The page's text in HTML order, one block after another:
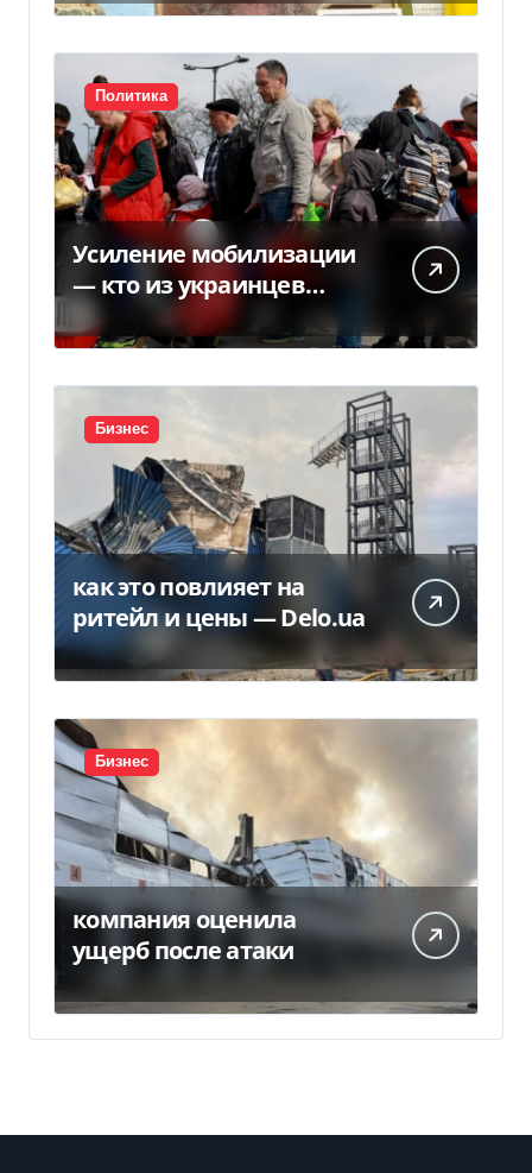
Политика
Усиление мобилизации
— кто из украинцев
потеряет право на
временную защиту в ЕС
Бизнес
как это повлияет на
ритейл и цены — Delo.ua
Бизнес
компания оценила
ущерб после атаки